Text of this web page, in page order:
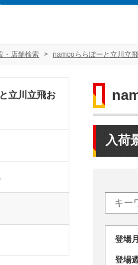
・店舗検索 namcoららぽーと立川立
入荷
登
登
立川立飛お